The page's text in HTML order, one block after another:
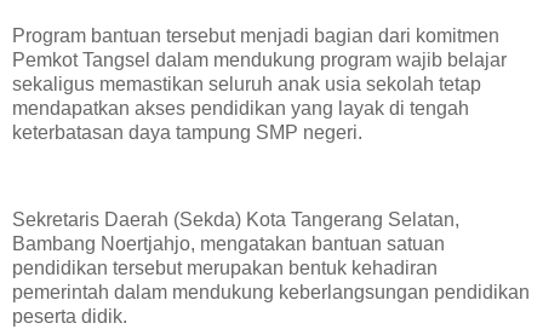
Program bantuan tersebut menjadi bagian dari komitmen
Pemkot Tangsel dalam mendukung program wajib belajar
sekaligus memastikan seluruh anak usia sekolah tetap
mendapatkan akses pendidikan yang layak di tengah
keterbatasan daya tampung SMP negeri.
Sekretaris Daerah (Sekda) Kota Tangerang Selatan,
Bambang Noertjahjo, mengatakan bantuan satuan
pendidikan tersebut merupakan bentuk kehadiran
pemerintah dalam mendukung keberlangsungan pendidikan
peserta didik.